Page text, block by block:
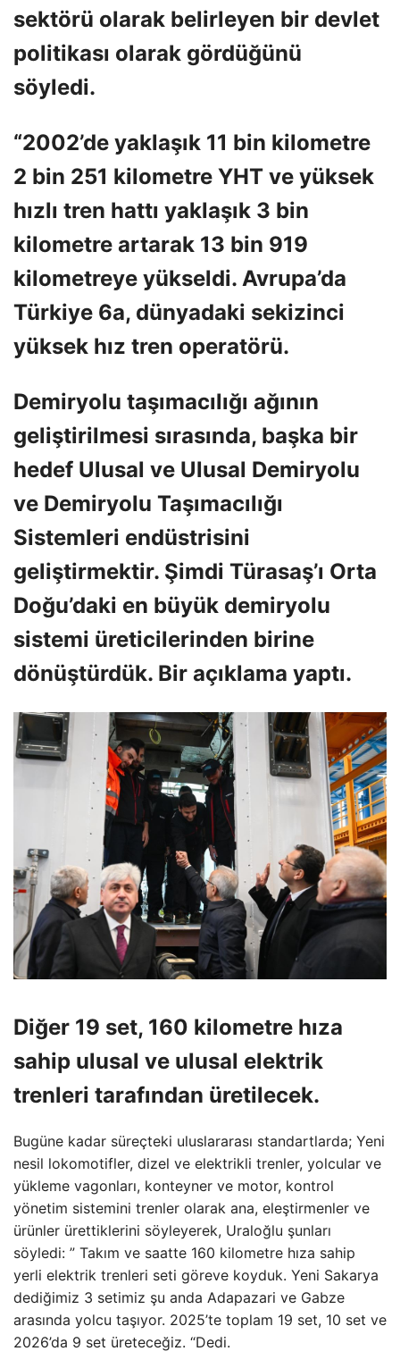
sektörü olarak belirleyen bir devlet
politikası olarak gördüğünü
söyledi.
“2002’de yaklaşık 11 bin kilometre
2 bin 251 kilometre YHT ve yüksek
hızlı tren hattı yaklaşık 3 bin
kilometre artarak 13 bin 919
kilometreye yükseldi. Avrupa’da
Türkiye 6a, dünyadaki sekizinci
yüksek hız tren operatörü.
Demiryolu taşımacılığı ağının
geliştirilmesi sırasında, başka bir
hedef Ulusal ve Ulusal Demiryolu
ve Demiryolu Taşımacılığı
Sistemleri endüstrisini
geliştirmektir. Şimdi Türasaş’ı Orta
Doğu’daki en büyük demiryolu
sistemi üreticilerinden birine
dönüştürdük. Bir açıklama yaptı.
Diğer 19 set, 160 kilometre hıza
sahip ulusal ve ulusal elektrik
trenleri tarafından üretilecek.
Bugüne kadar süreçteki uluslararası standartlarda; Yeni
nesil lokomotifler, dizel ve elektrikli trenler, yolcular ve
yükleme vagonları, konteyner ve motor, kontrol
yönetim sistemini trenler olarak ana, eleştirmenler ve
ürünler ürettiklerini söyleyerek, Uraloğlu şunları
söyledi: ” Takım ve saatte 160 kilometre hıza sahip
yerli elektrik trenleri seti göreve koyduk. Yeni Sakarya
dediğimiz 3 setimiz şu anda Adapazari ve Gabze
arasında yolcu taşıyor. 2025’te toplam 19 set, 10 set ve
2026’da 9 set üreteceğiz. “Dedi.